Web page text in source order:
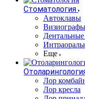
Стоматология
Автоклавы
Визиографы
Еще
Лор
Лор кресла